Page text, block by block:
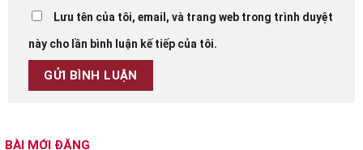
Lưu tên của tôi, email, và trang web trong trình duyệt
này cho lần bình luận kế tiếp của tôi.
BÀI MỚI ĐĂNG